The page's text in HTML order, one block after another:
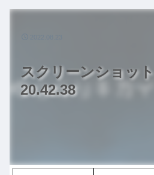
スクリーンショッ
20.42.38